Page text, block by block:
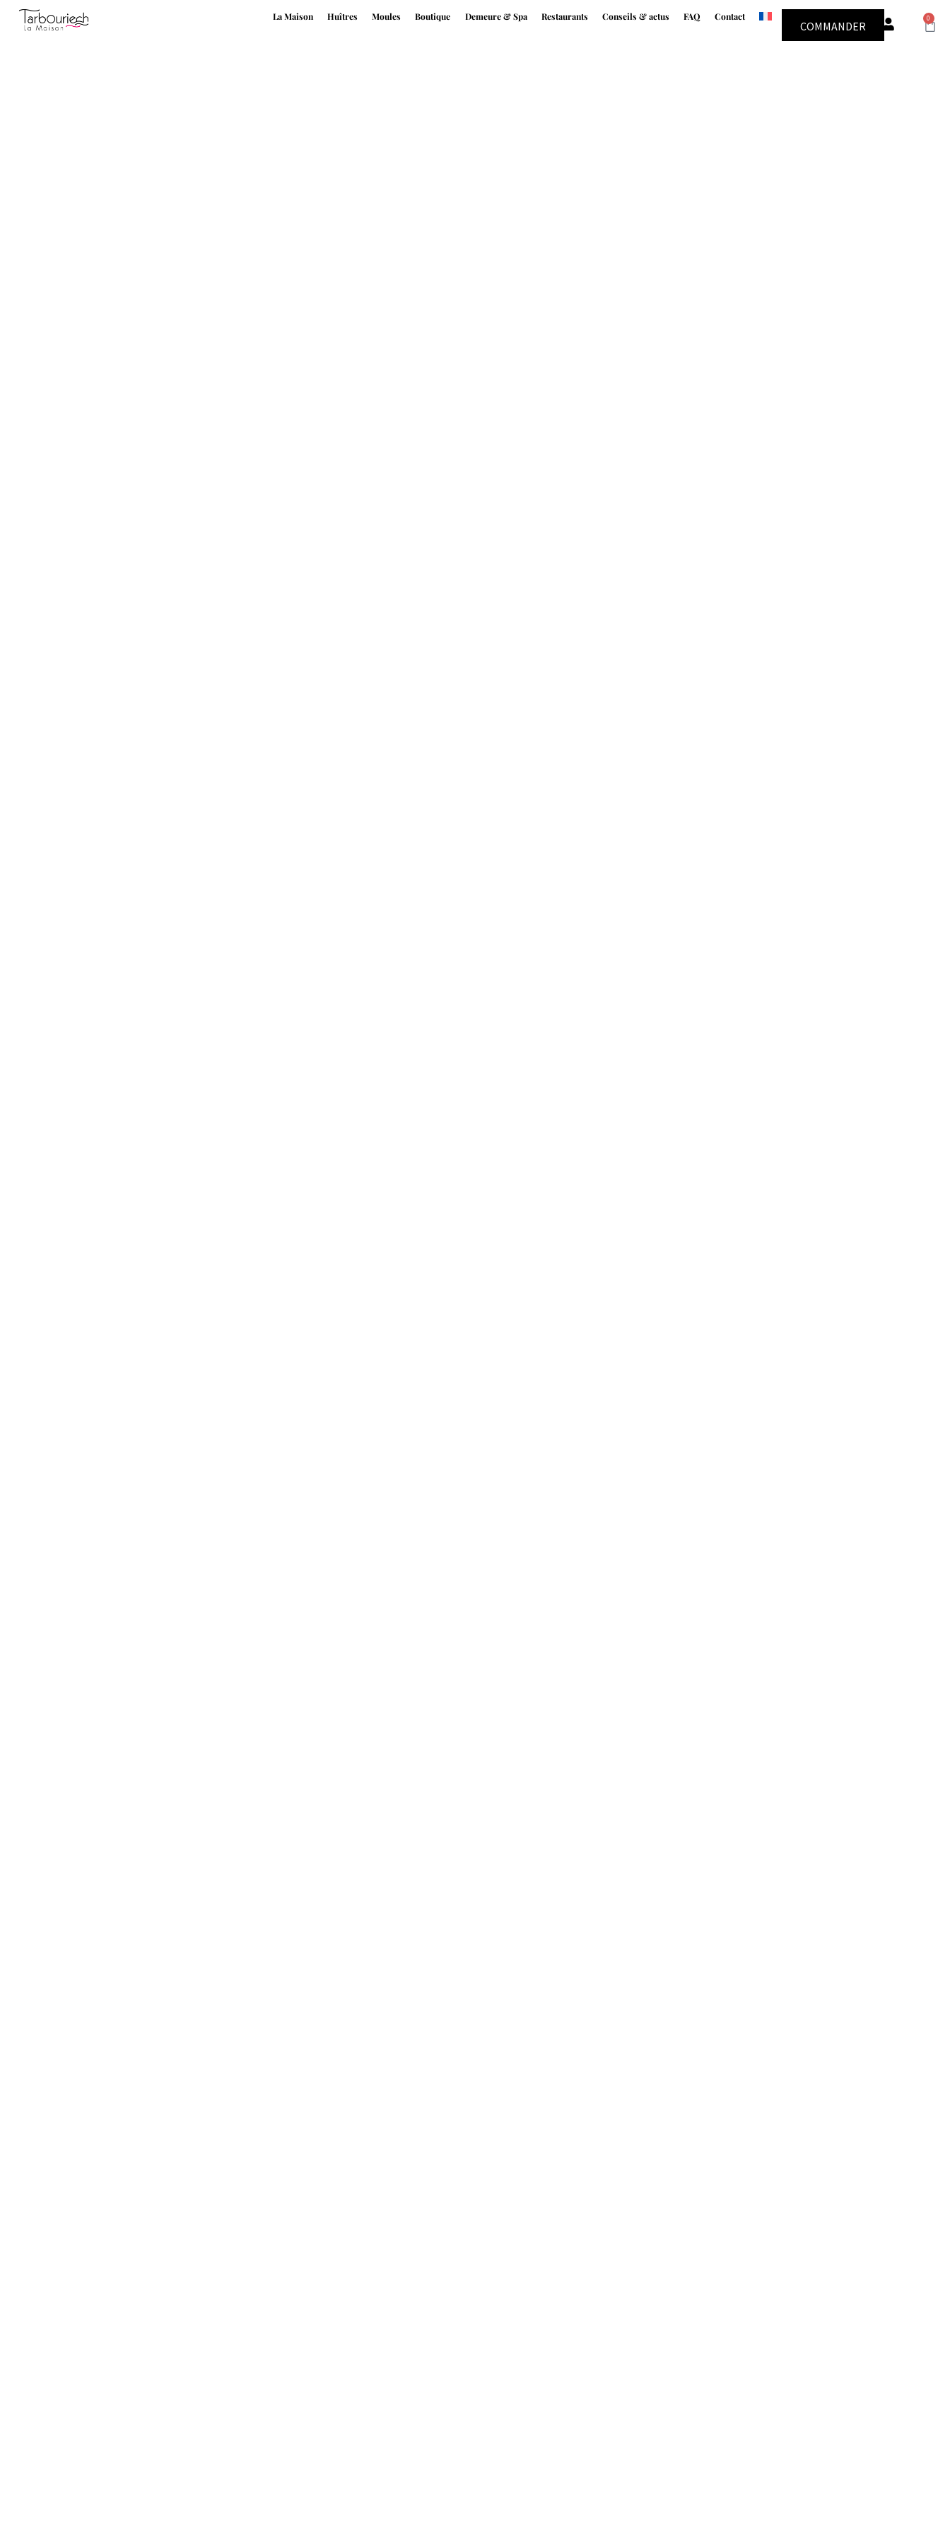
La Maison Huîtres Moules Boutique Demeure & Spa Restaurants Conseils & actus FAQ Contact
COMMANDER
0